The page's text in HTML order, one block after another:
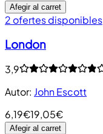
Afegir al carret
2 ofertes disponibles
London
3,9
Autor: John Escott
6,19€19,05€
Afegir al carret